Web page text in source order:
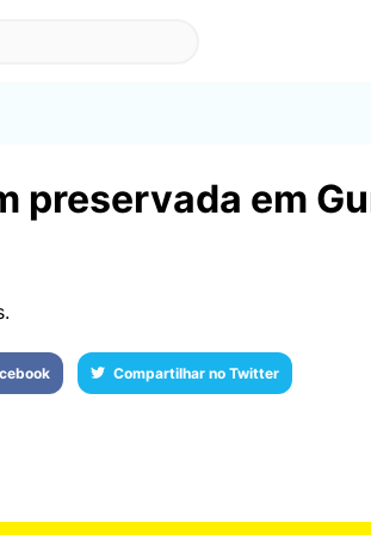
preservada em
Compartilhar no Twitter